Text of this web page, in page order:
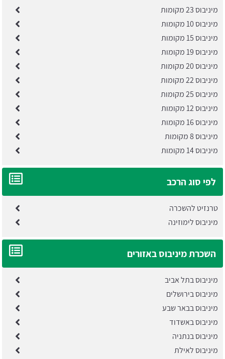
מיניבוס 23 מקומות
מיניבוס 10 מקומות
מיניבוס 15 מקומות
מיניבוס 19 מקומות
מיניבוס 20 מקומות
מיניבוס 22 מקומות
מיניבוס 25 מקומות
מיניבוס 12 מקומות
מיניבוס 16 מקומות
מיניבוס 8 מקומות
מיניבוס 14 מקומות
לפי סוג הרכב
טרנזיט להשכרה
מיניבוס לימוזינה
השכרת מיניבוס באזורים
מיניבוס בתל אביב
מיניבוס בירושלים
מיניבוס בבאר שבע
מיניבוס באשדוד
מיניבוס בנתניה
מיניבוס לאילת